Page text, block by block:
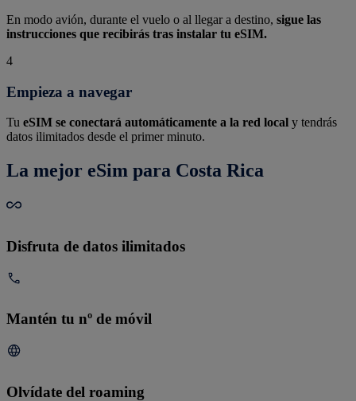
En modo avión, durante el vuelo o al llegar a destino, sigue las
instrucciones que recibirás tras instalar tu eSIM.
4
Empieza a navegar
Tu eSIM se conectará automáticamente a la red local y tendrás
datos ilimitados desde el primer minuto.
La mejor eSim para Costa Rica
Disfruta de datos ilimitados
Mantén tu nº de móvil
Olvídate del roaming